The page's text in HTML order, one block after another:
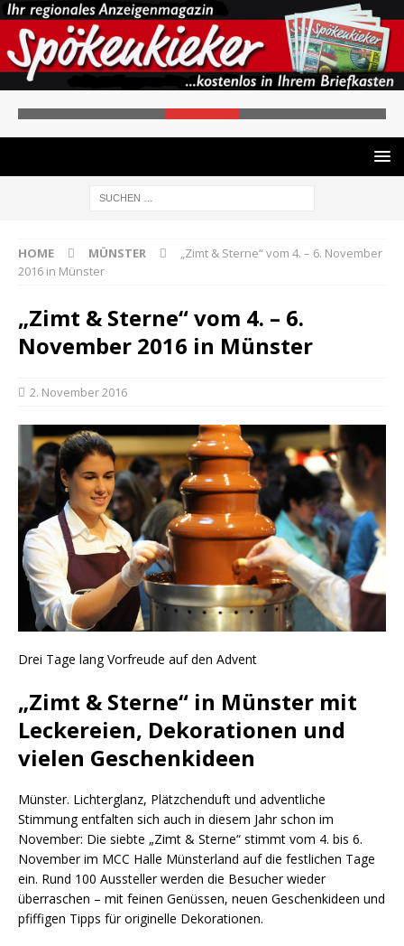
HOME MÜNSTER
„Zimt & Sterne“ vom 4. – 6. November
2016 in Münster
„Zimt & Sterne“ vom 4. – 6.
November 2016 in Münster
2. November 2016
Drei Tage lang Vorfreude auf den Advent
„Zimt & Sterne“ in Münster mit
Leckereien, Dekorationen und
vielen Geschenkideen
Münster. Lichterglanz, Plätzchenduft und adventliche
Stimmung entfalten sich auch in diesem Jahr schon im
November: Die siebte „Zimt & Sterne“ stimmt vom 4. bis 6.
November im MCC Halle Münsterland auf die festlichen Tage
ein. Rund 100 Aussteller werden die Besucher wieder
überraschen – mit feinen Genüssen, neuen Geschenkideen und
pfiffigen Tipps für originelle Dekorationen.